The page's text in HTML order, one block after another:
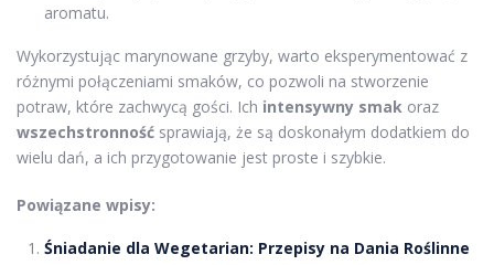
aromatu.
Wykorzystując marynowane grzyby, warto eksperymentować z
różnymi połączeniami smaków, co pozwoli na stworzenie
potraw, które zachwycą gości. Ich intensywny smak oraz
wszechstronność sprawiają, że są doskonałym dodatkiem do
wielu dań, a ich przygotowanie jest proste i szybkie.
Powiązane wpisy:
Śniadanie dla Wegetarian: Przepisy na Dania Roślinne